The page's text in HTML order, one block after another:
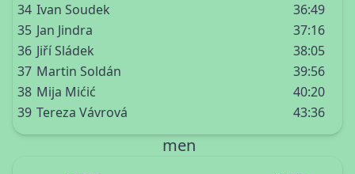
34 Ivan Soudek
36:49
35 Jan Jindra
37:16
36 Jiří Sládek
38:05
37 Martin Soldán
39:56
38 Mija Mićić
40:20
39 Tereza Vávrová 43:36
men